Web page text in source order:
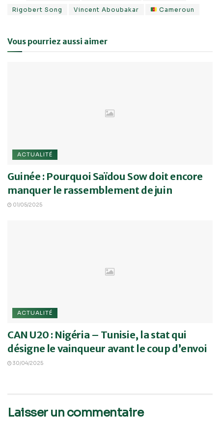
Rigobert Song
Vincent Aboubakar Cameroun
Vous pourriez aussi aimer
ACTUALITÉ
Guinée : Pourquoi Saïdou Sow doit encore
manquer le rassemblement de juin
01/05/2025
ACTUALITÉ
CAN U20 : Nigéria – Tunisie, la stat qui
désigne le vainqueur avant le coup d’envoi
30/04/2025
Laisser un commentaire